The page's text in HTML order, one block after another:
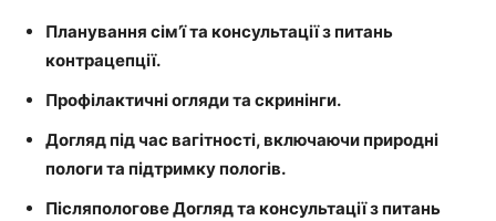
Планування сім’ї та консультації з питань
контрацепції.
Профілактичні огляди та скринінги.
Догляд під час вагітності, включаючи природні
пологи та підтримку пологів.
Післяпологове Догляд та консультації з питань